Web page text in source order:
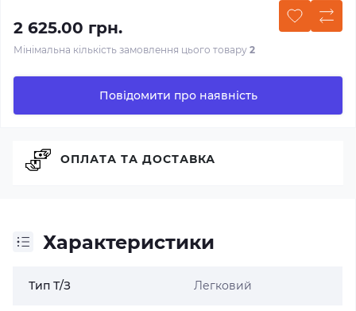
2 625.00 грн.
Мінімальна кількість замовлення цього товару 2
Повідомити про наявність
Характеристики
Тип Т/З Легковий
ОПЛАТА ТА ДОСТАВКА